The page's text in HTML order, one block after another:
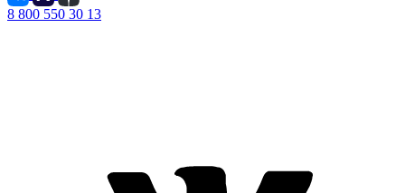
8 800 550 30 13